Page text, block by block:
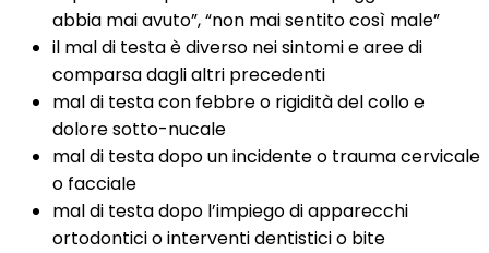
abbia mai avuto”, “non mai sentito così male”
il mal di testa è diverso nei sintomi e aree di
comparsa dagli altri precedenti
mal di testa con febbre o rigidità del collo e
dolore sotto-nucale
mal di testa dopo un incidente o trauma cervicale
o facciale
mal di testa dopo l’impiego di apparecchi
ortodontici o interventi dentistici o bite